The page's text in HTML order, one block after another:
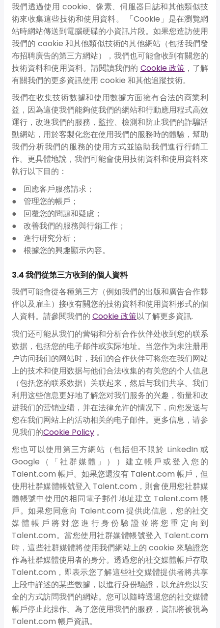
我們透過使用 cookie、像素、伺服器日誌和其他類似技
術來收集這些技術和使用資料。 「Cookie」是在瀏覽網
站時網站傳送到電腦硬碟的小資訊片段。如果您造訪使用
我們的 cookie 和其他類似技術的其他網站（包括我們發
布招聘廣告的第三方網站），我們也可能會收到有關您的
技術資料和使用資料。請閱讀我們的 Cookie 政策，了解
有關我們的更多資訊使用 cookie 和其他追蹤技術。
我們在收集技術數據和使用數據方面擁有合法的商業利
益，因為這使我們能夠使我們的網站和行動應用程式高效
運行，改進我們的服務，監控、檢測和防止我們的詐騙活
動網站，用於客製化您在使用我們的服務時的體驗，幫助
我們分析我們的服務的使用方式並協助我們進行行銷工
作。更具體地說，我們可能會使用技術資料和使用資料來
執行以下目的：
回應客戶服務請求；
管理您的帳戶；
回覆您的問題和疑慮；
改善我們的服務與行銷工作；
進行研究分析；
根據您的興趣顯示內容。
3.4 我們從第三方收到的個人資料
我們可能會從各種第三方（例如我們的出版和廣告合作夥
伴以及雇主）接收有關您的技術資料和使用資料形式的個
人資料。請參閱我們的 Cookie 政策以了解更多資訊.
我们还可能从我们的营销和分析合作伙伴处收到您的联系
数据，包括您的电子邮件或实际地址。当您作为未注册用
户访问我们的网站时，我们的合作伙伴可将您在我们网站
上的技术和使用数据与他们合法收集的有关您的个人信息
（包括您的联系数据）关联起来，然后与我们共享。我们
利用这些信息更好地了解您对我们服务的兴趣，衡量和改
进我们的营销业绩，并在法律允许的情况下，向您发送与
您在我们网站上的活动相关的电子邮件。更多信息，请参
见我们的Cookie Policy 。
您也可以使用第三方網站（包括但不限於 LinkedIn 或
Google（「社群媒體」））建立帳戶或登入您的
Talent.com 帳戶。如果您還沒有 Talent.com 帳戶，但
使用社群媒體帳號登入 Talent.com，則會使用您社群媒
體帳號中使用的相同電子郵件地址建立 Talent.com 帳
戶。如果您同意向 Talent.com 提供此信息，您的社交
媒體帳戶將對您進行身份驗證並將您重定向到
Talent.com。當您使用社群媒體帳號登入 Talent.com
時，這些社群媒體將使用我們網站上的 cookie 來驗證您
作為社群媒體使用者的身分。透過您的社交媒體帳戶存取
Talent.com，即表示您了解這些社交媒體提供者將共享
上段中詳述的某些數據，以進行身份驗證，以允許您以安
全的方式訪問我們的網站。您可以隨時透過您的社交媒體
帳戶停止此操作。為了您使用我們的服務，資訊將被視為
Talent.com 帳戶資訊。